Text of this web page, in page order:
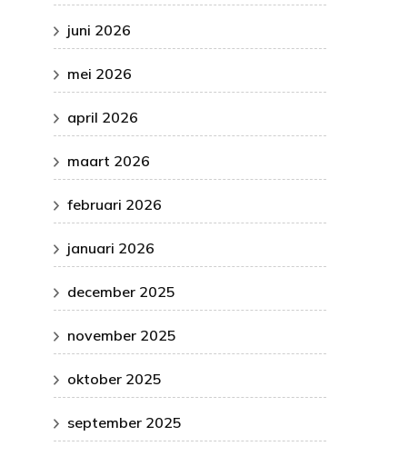
juni 2026
mei 2026
april 2026
maart 2026
februari 2026
januari 2026
december 2025
november 2025
oktober 2025
september 2025